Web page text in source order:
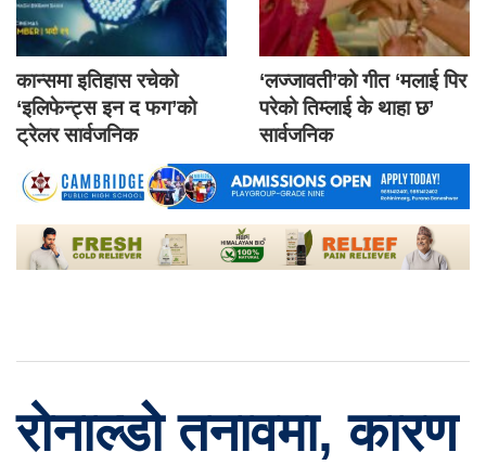
कान्समा इतिहास रचेको
‘इलिफेन्ट्स इन द फग’को
ट्रेलर सार्वजनिक
‘लज्जावती’को गीत ‘मलाई पिर
परेको तिम्लाई के थाहा छ’
सार्वजनिक
रोनाल्डोे तनावमा, कारण